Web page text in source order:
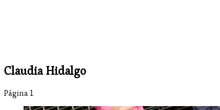
Claudia Hidalgo
Página 1